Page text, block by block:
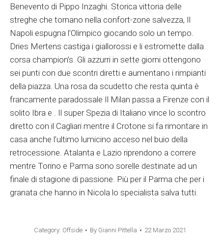
Benevento di Pippo Inzaghi. Storica vittoria delle
streghe che tornano nella confort-zone salvezza, Il
Napoli espugna l’Olimpico giocando solo un tempo.
Dries Mertens castiga i giallorossi e li estromette dalla
corsa champion’s. Gli azzurri in sette giorni ottengono
sei punti con due scontri diretti e aumentano i rimpianti
della piazza. Una rosa da scudetto che resta quinta è
francamente paradossale Il Milan passa a Firenze con il
solito Ibra e . Il super Spezia di Italiano vince lo scontro
diretto con il Cagliari mentre il Crotone si fa rimontare in
casa anche l’ultimo lumicino acceso nel buio della
retrocessione. Atalanta e Lazio riprendono a correre
mentre Torino e Parma sono sorelle destinate ad un
finale di stagione di passione. Più per il Parma che per i
granata che hanno in Nicola lo specialista salva tutti.
Category: Offside By Gianni Pittella 22 Marzo 2021